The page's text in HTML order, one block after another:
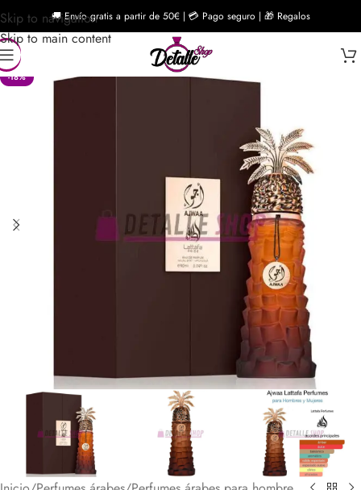
Skip to navigation
Skip to main content
🚚 Envío gratis a partir de 50€ | 💳 Pago seguro | 🎁 Regalos
-18%